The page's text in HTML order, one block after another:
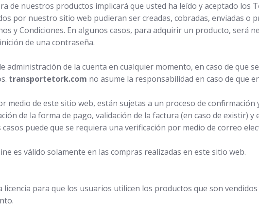
de nuestros productos implicará que usted ha leído y aceptado los
por nuestro sitio web pudieran ser creadas, cobradas, enviadas o
y Condiciones. En algunos casos, para adquirir un producto, será
de una contraseña.
administración de la cuenta en cualquier momento, en caso de que
transportetork.com no asume la responsabilidad en caso de que
medio de este sitio web, están sujetas a un proceso de
de la forma de pago, validación de la factura (en caso de existir) y
puede que se requiera una verificación por medio de correo
es válido solamente en las compras realizadas en este sitio web.
licencia para que los usuarios utilicen los productos que son